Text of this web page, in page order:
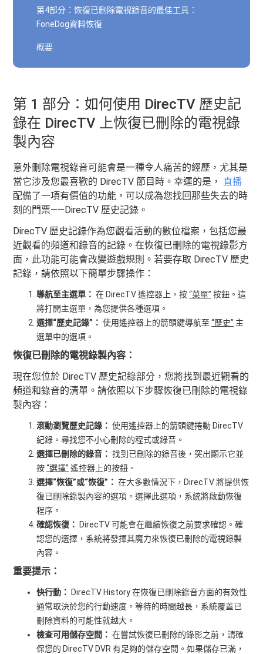
第4部分：恢復已刪除電視錄音的最佳工具：
FoneDog資料恢復
概要
第 1 部分：如何使用 DirecTV 歷史記
錄在 DirecTV 上恢復已刪除的電視錄
製內容
意外刪除電視錄音可能會是一種令人痛苦的經歷，尤其是
當它涉及您最喜歡的 DirecTV 節目時。幸運的是， 直播
配備了一項有價值的功能，可以成為您找回那些失去的時
刻的門票——DirecTV 歷史記錄。
DirecTV 歷史記錄作為您觀看活動的數位檔案，包括您最
近觀看的頻道和錄音的記錄。在恢復已刪除的電視錄影方
面，此功能可能會改變遊戲規則。若要存取 DirecTV 歷史
記錄，請依照以下簡單步驟操作：
導航至主選單： 在 DirecTV 遙控器上，按“菜單” 按鈕。這
將打開主選單，為您提供各種選項。
選擇“歷史記錄”： 使用遙控器上的箭頭鍵導航至“歷史” 主
選單中的選項。
恢復已刪除的電視錄製內容：
現在您位於 DirecTV 歷史記錄部分，您將找到最近觀看的
頻道和錄音的清單。請依照以下步驟恢復已刪除的電視錄
製內容：
滾動瀏覽歷史記錄： 使用遙控器上的箭頭鍵捲動 DirecTV
紀錄。尋找您不小心刪除的程式或錄音。
選擇已刪除的錄音： 找到已刪除的錄音後，突出顯示它並
按“選擇” 遙控器上的按鈕。
選擇“恢復”或“恢復”： 在大多數情況下，DirecTV 將提供恢
復已刪除錄製內容的選項。選擇此選項，系統將啟動恢復
程序。
確認恢復：
DirecTV 可能會在繼續恢復之前要求確認。確
認您的選擇，系統將發揮其魔力來恢復已刪除的電視錄製
內容。
重要提示：
快行動：
DirecTV History 在恢復已刪除錄音方面的有效性
通常取決於您的行動速度。等待的時間越長，系統覆蓋已
刪除資料的可能性就越大。
檢查可用儲存空間： 在嘗試恢復已刪除的錄影之前，請確
保您的 DirecTV DVR 有足夠的儲存空間。如果儲存已滿，